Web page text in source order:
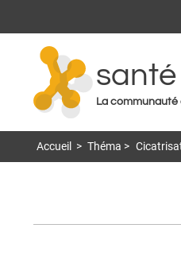
La communauté
Accueil > Théma >
Onglets